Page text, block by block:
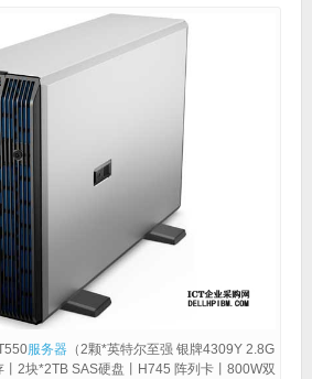
服务器（2颗*英特尔至强 银牌4309Y 2.8G
2块*2TB SAS硬盘丨H745 阵列卡丨800W双